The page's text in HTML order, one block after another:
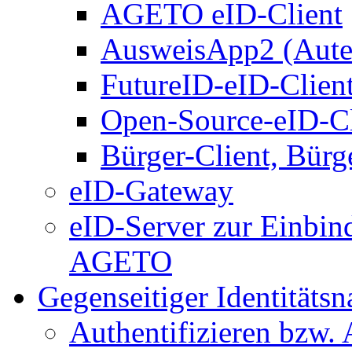
AGETO eID-Client
AusweisApp2
FutureID-eID-
Open-Source-eID-
Bürger-Client,
eID-Gateway
eID-Server zur
AGETO
Gegenseitiger
Authentifizieren bzw.